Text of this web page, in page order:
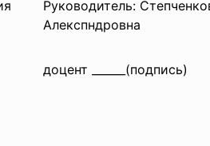
Руководитель:
Алекспндровна
доцент ______(подпись)